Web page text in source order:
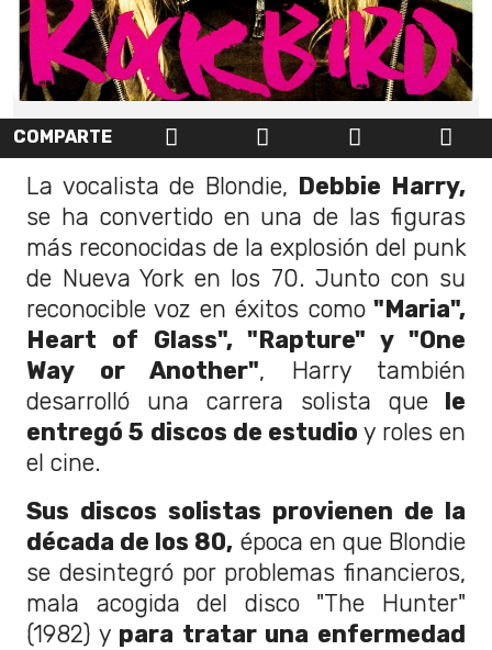
COMPARTE
La vocalista de Blondie, Debbie Harry,
se ha convertido en una de las figuras
más reconocidas de la explosión del punk
de Nueva York en los 70. Junto con su
reconocible voz en éxitos como"Maria",
Heart of Glass", "Rapture" y "One
Way or Another", Harry también
desarrolló una carrera solista que le
entregó 5 discos de estudio y roles en
el cine.
Sus discos solistas provienen de la
década de los 80, época en que Blondie
se desintegró por problemas financieros,
mala acogida del disco "The Hunter"
(1982) y para tratar una enfermedad